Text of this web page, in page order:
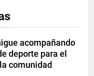
acompañando
deporte para el
comunidad